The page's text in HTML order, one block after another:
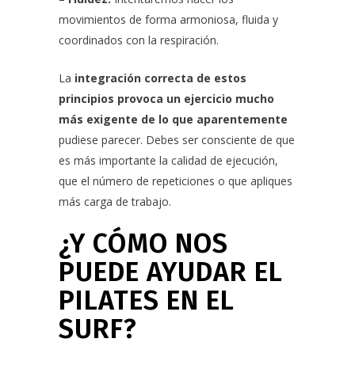
movimientos de forma armoniosa, fluida y
coordinados con la respiración.
La integración correcta de estos
principios provoca un ejercicio mucho
más exigente de lo que aparentemente
pudiese parecer. Debes ser consciente de que
es más importante la calidad de ejecución,
que el número de repeticiones o que apliques
más carga de trabajo.
¿Y CÓMO NOS
PUEDE AYUDAR EL
PILATES EN EL
SURF?